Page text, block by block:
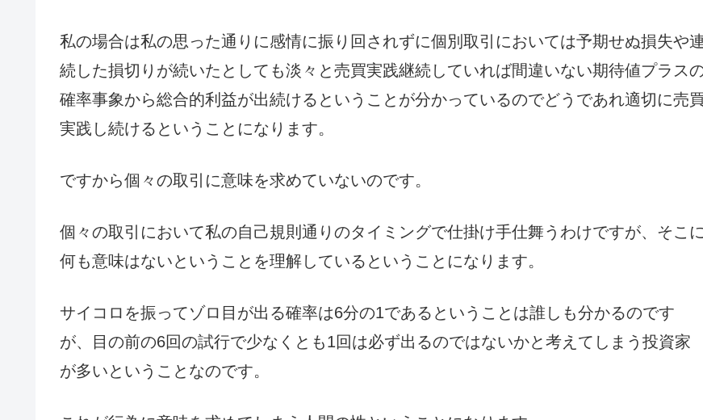
私の場合は私の思った通りに感情に振り回されずに個別取引においては予期せぬ損失や
続した損切りが続いたとしても淡々と売買実践継続していれば間違いない期待値プラス
確率事象から総合的利益が出続けるということが分かっているのでどうであれ適切に売
実践し続けるということになります。
ですから個々の取引に意味を求めていないのです。
個々の取引において私の自己規則通りのタイミングで仕掛け手仕舞うわけですが、そこに
何も意味はないということを理解しているということになります。
サイコロを振ってゾロ目が出る確率は6分の1であるということは誰しも分かるのです
が、目の前の6回の試行で少なくとも1回は必ず出るのではないかと考えてしまう投資家
が多いということなのです。